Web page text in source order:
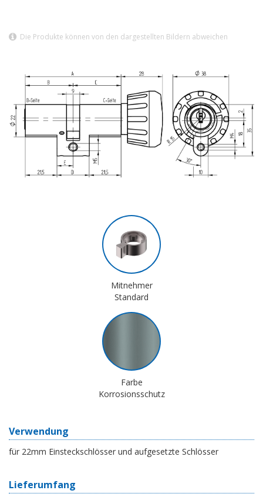
Die Produkte können von den dargestellten Bildern abweichen
Mitnehmer
Standard
Farbe
Korrosionsschutz
Verwendung
für 22mm Einsteckschlösser und aufgesetzte Schlösser
Lieferumfang